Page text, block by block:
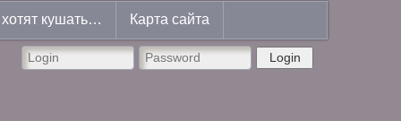
кушать… Карта сайта
Login